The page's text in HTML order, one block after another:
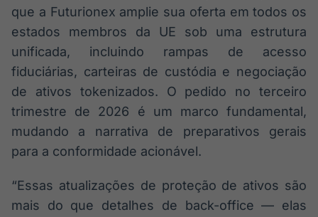
que a Futurionex amplie sua oferta em todos os
estados membros da UE sob uma estrutura
unificada, incluindo rampas de acesso
fiduciárias, carteiras de custódia e negociação
de ativos tokenizados. O pedido no terceiro
trimestre de 2026 é um marco fundamental,
mudando a narrativa de preparativos gerais
para a conformidade acionável.
“Essas atualizações de proteção de ativos são
mais do que detalhes de back-office — elas